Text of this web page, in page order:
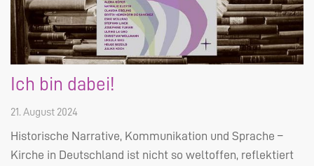
Ich bin dabei!
21. August 2024
Historische Narrative, Kommunikation und Sprache –
Kirche in Deutschland ist nicht so weltoffen, reflektiert